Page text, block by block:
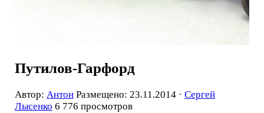
Путилов-Гарфорд
Автор: Антон Размещено: 23.11.2014 · Сергей
Лысенко 6 776 просмотров